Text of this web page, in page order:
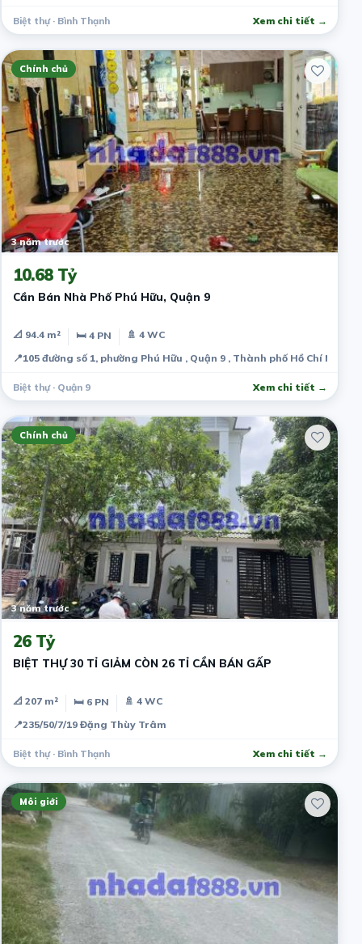
Biệt thự · Bình Thạnh Xem chi tiết →
Chính chủ
3 năm trước
10.68 Tỷ
Cần Bán Nhà Phố Phú Hữu, Quận 9
📐 94.4 m² 🛏 4 PN
🚿 4 WC
📍105 đường số 1, phường Phú Hữu , Quận 9 , Thành phố Hồ Chí Minh,
Biệt thự · Quận 9 Xem chi tiết →
Chính chủ
3 năm trước
26 Tỷ
BIỆT THỰ 30 TỈ GIẢM CÒN 26 TỈ CẦN BÁN GẤP
📐 207 m² 🛏 6 PN
🚿 4 WC
📍235/50/7/19 Đặng Thùy Trâm
Biệt thự · Bình Thạnh Xem chi tiết →
Môi giới